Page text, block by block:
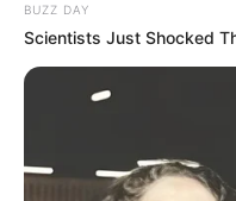
BUZZ DAY
Scientists Just Shocked